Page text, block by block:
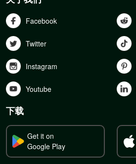
Facebook
Twitter
Instagram
Youtube
下载
Get it on
Google Play